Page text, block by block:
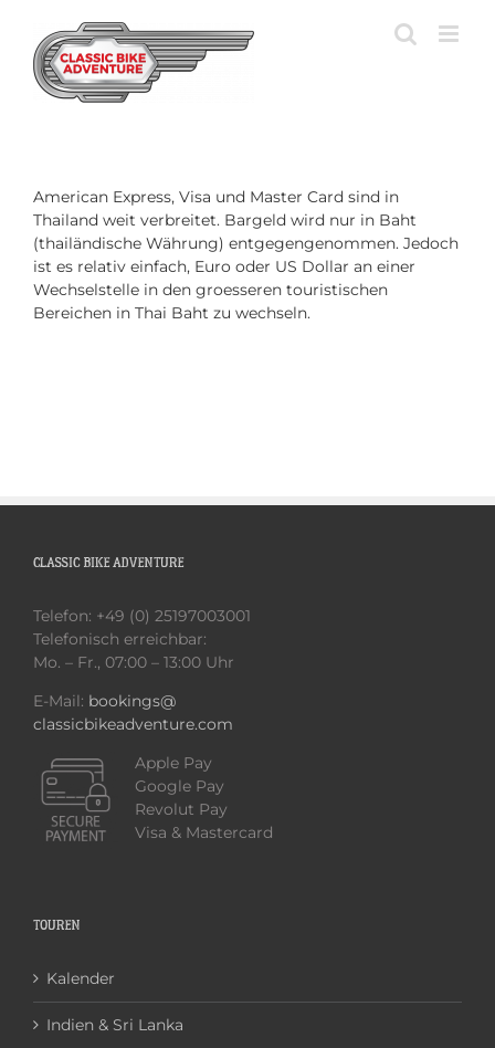
springen
American Express, Visa und Master Card sind in
Thailand weit verbreitet. Bargeld wird nur in Baht
(thailändische Währung) entgegengenommen. Jedoch
ist es relativ einfach, Euro oder US Dollar an einer
Wechselstelle in den groesseren touristischen
Bereichen in Thai Baht zu wechseln.
CLASSIC BIKE ADVENTURE
Telefon: +49 (0) 25197003001
Telefonisch erreichbar:
Mo. – Fr., 07:00 – 13:00 Uhr
E-Mail: bookings@
classicbikeadventure.com
Apple Pay
Google Pay
Revolut Pay
Visa & Mastercard
TOUREN
Kalender
Indien & Sri Lanka